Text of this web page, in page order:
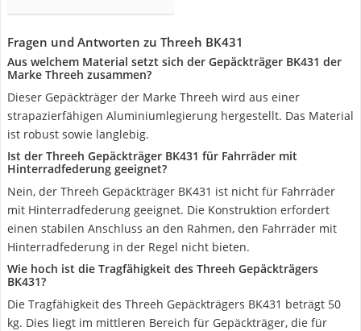
Fragen und Antworten zu Threeh BK431
Aus welchem Material setzt sich der Gepäckträger BK431 der
Marke Threeh zusammen?
Dieser Gepäckträger der Marke Threeh wird aus einer
strapazierfähigen Aluminiumlegierung hergestellt. Das Material
ist robust sowie langlebig.
Ist der Threeh Gepäckträger BK431 für Fahrräder mit
Hinterradfederung geeignet?
Nein, der Threeh Gepäckträger BK431 ist nicht für Fahrräder
mit Hinterradfederung geeignet. Die Konstruktion erfordert
einen stabilen Anschluss an den Rahmen, den Fahrräder mit
Hinterradfederung in der Regel nicht bieten.
Wie hoch ist die Tragfähigkeit des Threeh Gepäckträgers
BK431?
Die Tragfähigkeit des Threeh Gepäckträgers BK431 beträgt 50
kg. Dies liegt im mittleren Bereich für Gepäckträger, die für